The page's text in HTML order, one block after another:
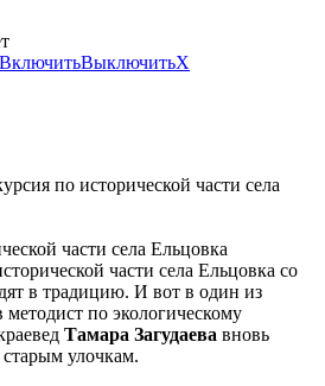
ВключитьВыключитьX
по исторической части села
части села Ельцовка
части села Ельцовка со
в традицию. И вот в один из
по экологическому
Тамара Загудаева вновь
улочкам.